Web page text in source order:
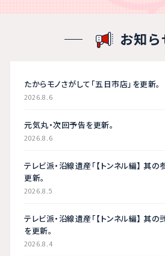
お知ら
たからモノさがして「五日市店」を更新。
2026.8.6
元気丸・次回予告を更新。
2026.8.6
テレビ派・沿線遺産「【トンネル編】 其
更新。
2026.8.5
テレビ派・沿線遺産「【トンネル編】 其
を更新。
2026.8.4